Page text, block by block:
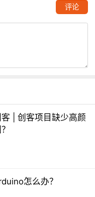
评论
| 创客项目缺少高颜
怎么办？